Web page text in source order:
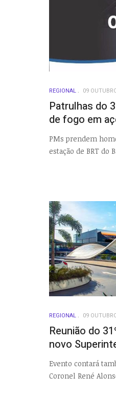
REGIONAL 09
Patrulhas do
de fogo em
PMs prendem
estação de BRT do
REGIONAL 09
Reunião do
novo
Evento contará
Coronel René